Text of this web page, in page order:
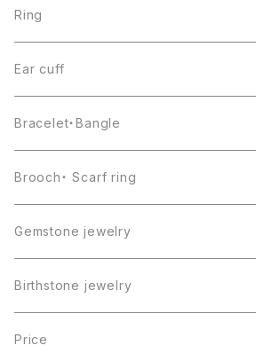
Ring
Ear cuff
Bracelet・Bangle
Brooch・ Scarf ring
Gemstone jewelry
Birthstone jewelry
１月・ガーネット
Price